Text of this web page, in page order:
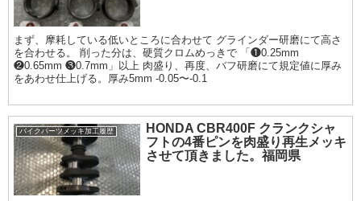
まず、摩耗している低いところに合わせて グラインダー研磨にて高さ
を合わせる。 削った分は、硬質クロムめっきで 「❶0.25mm
❷0.65mm ❸0.7mm」以上 肉盛り、再度、バフ研磨にて規定値に厚み
をあわせ仕上げる。厚み5mm -0.05〜-0.1
バイクパーツメッキ加工履歴
HONDA CBR400F クランクシャ
フトの4番ピンを肉盛り再生メッキ
させて頂きました。福岡県